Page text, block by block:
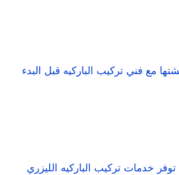
مع فني تركيب الباركيه قبل البدء
توفر خدمات تركيب الباركيه الليزري